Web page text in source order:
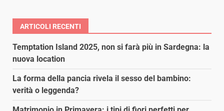
ARTICOLI RECENTI
Temptation Island 2025, non si farà più in Sardegna: la
nuova location
La forma della pancia rivela il sesso del bambino:
verità o leggenda?